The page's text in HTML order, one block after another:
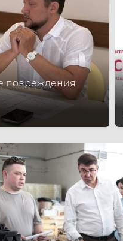
повреждения